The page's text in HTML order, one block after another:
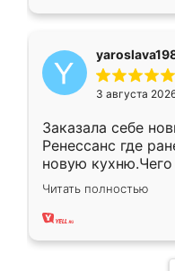
3 августа
Заказала себе
Ренессанс где
новую кухню.Чего
вполне довольна.
два года,
Читать полностью